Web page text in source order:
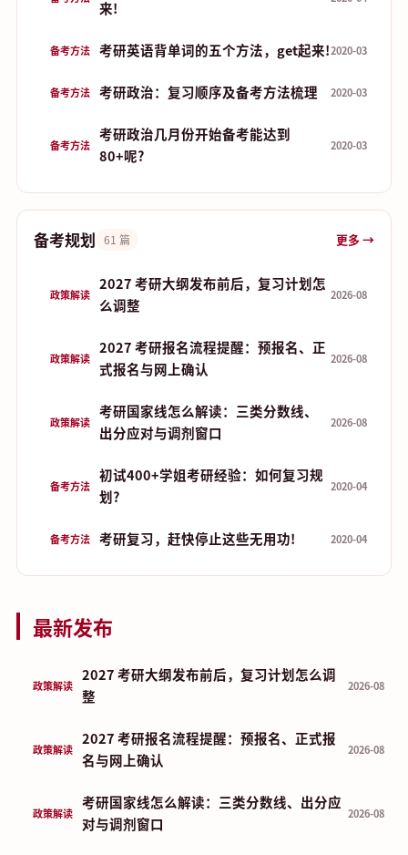
来!
备考方法 考研英语背单词的五个方法，get起来!2020-03
备考方法 考研政治：复习顺序及备考方法梳理 2020-03
备考方法
考研政治几月份开始备考能达到
80+呢?
2020-03
备考规划 61 篇 更多 →
政策解读
2027 考研大纲发布前后，复习计划怎
么调整
2026-08
政策解读
2027 考研报名流程提醒：预报名、正
式报名与网上确认
2026-08
政策解读
考研国家线怎么解读：三类分数线、
出分应对与调剂窗口
2026-08
备考方法
初试400+学姐考研经验：如何复习规
划?
2020-04
备考方法 考研复习，赶快停止这些无用功! 2020-04
最新发布
政策解读
2027 考研大纲发布前后，复习计划怎么调
整
2026-08
政策解读
2027 考研报名流程提醒：预报名、正式报
名与网上确认
2026-08
政策解读
考研国家线怎么解读：三类分数线、出分应
对与调剂窗口
2026-08